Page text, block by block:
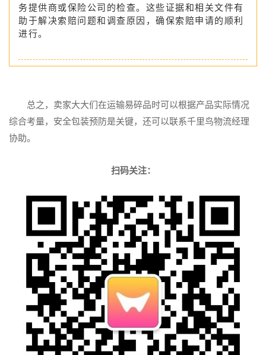
务提供商或保险公司的检查。这些证据和相关文件有
助于解决索赔问题和调查原因，确保索赔申请的顺利
进行。
总之，卖家大大们在运输易碎品时可以根据产品实际情况
综合考量，安全包装预防是关键，还可以联系千里鸟物流经理
协助。
扫码关注：